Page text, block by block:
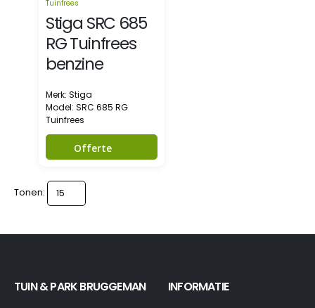
Tuinfrees
Stiga SRC 685
RG Tuinfrees
benzine
Merk: Stiga
Model: SRC 685 RG
Tuinfrees
Offerte
Tonen:
TUIN & PARK BRUGGEMAN INFORMATIE